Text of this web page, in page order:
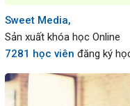
Sweet Media,
Sản xuất khóa học Online
7281 học viên đăng ký